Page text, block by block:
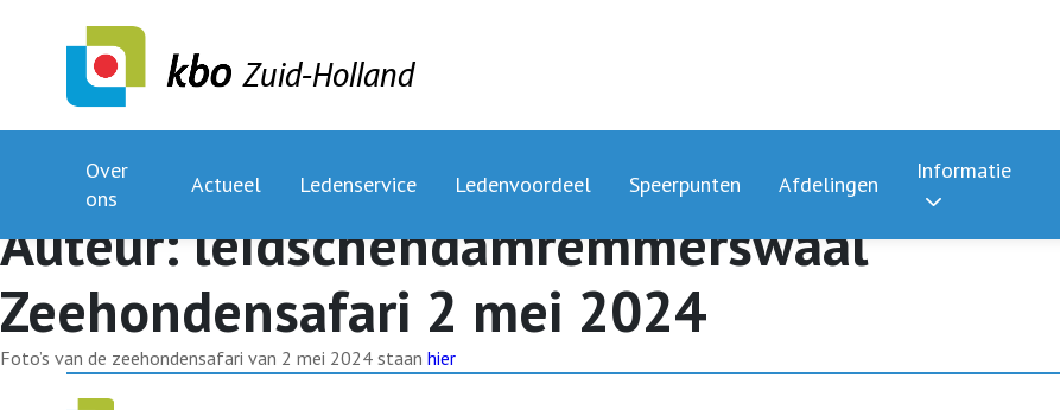
Zuid-Holland
Over
ons
Actueel Ledenservice Ledenvoordeel Speerpunten Afdelingen
Informatie
Auteur:leidschendamremmerswaal
Zeehondensafari 2 mei 2024
Foto’s van de zeehondensafari van 2 mei 2024 staan hier